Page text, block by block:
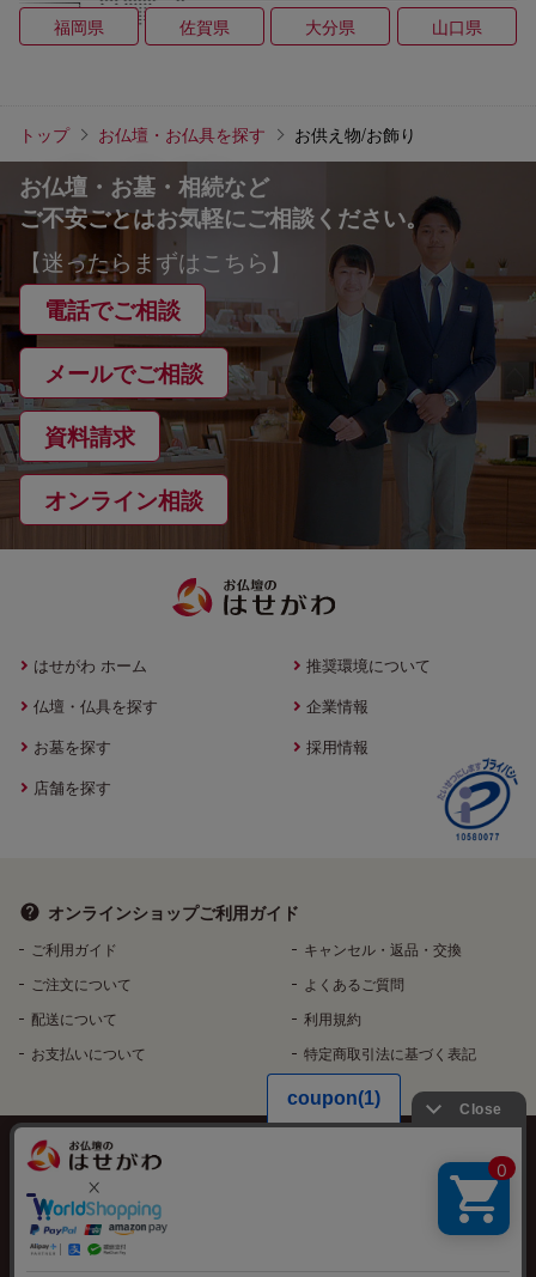
福岡県 佐賀県 大分県 山口県
トップ お仏壇・お仏具を探す お供え物/お飾り
お仏壇・お墓・相続など
ご不安ごとはお気軽にご相談ください。
【迷ったらまずはこちら】
電話でご相談
メールでご相談
資料請求
オンライン相談
はせがわ ホーム
仏壇・仏具を探す
お墓を探す
店舗を探す
推奨環境について
企業情報
採用情報
オンラインショップご利用ガイド
ご利用ガイド
ご注文について
配送について
お支払いについて
キャンセル・返品・交換
よくあるご質問
利用規約
特定商取引法に基づく表記
個人情報保護方針
特定個人情報などの適正な取扱いに関する基本方針
反社会的勢力排除へ向けた基本方針